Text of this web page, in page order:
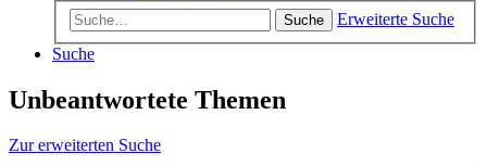
Suche
Erweiterte Suche
Suche
Unbeantwortete Themen
Zur erweiterten Suche